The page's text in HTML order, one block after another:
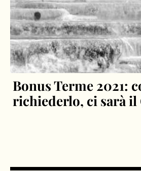
Bonus Terme 2021:
richiederlo, ci sarà il